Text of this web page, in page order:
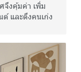
งคุ้มค่า เพิ่ม
และดึงคนเก่ง